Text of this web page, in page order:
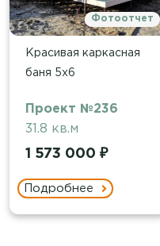
Фотоотчет
Красивая каркасная
баня 5х6
Проект №236
31.8 кв.м
1 573 000 ₽
Подробнее